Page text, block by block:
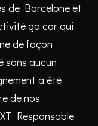
de Barcelone et
go car qui
de façon
sans aucun
a été
de nos
Responsable